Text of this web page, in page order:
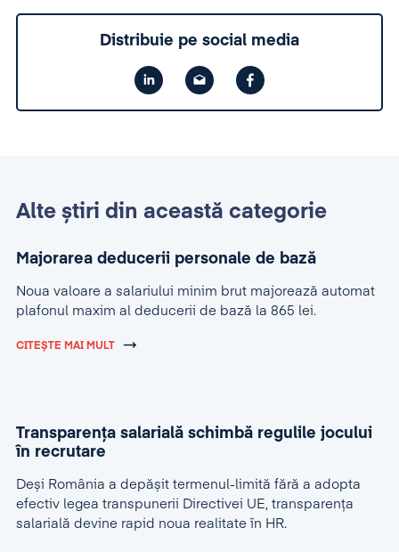
Distribuie pe social media
Alte știri din această categorie
Majorarea deducerii personale de bază
Noua valoare a salariului minim brut majorează automat
plafonul maxim al deducerii de bază la 865 lei.
CITEȘTE MAI MULT
Transparența salarială schimbă regulile jocului
în recrutare
Deși România a depășit termenul-limită fără a adopta
efectiv legea transpunerii Directivei UE, transparența
salarială devine rapid noua realitate în HR.